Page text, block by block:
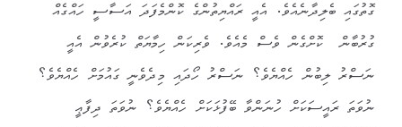
ގޮތުގައި ބެލިދާނެއެވެ. އެއީ ރައްޔިތުންގެ ކޮންމެފަދަ އަސާސީ ހައްގެއް
ގުރުބާން ކޮށްގެން ވެސް މެއެވެ. ވެރިކަން ހިމާޔަތް ކުރެވުން އެއީ
ނަސްރު ލިބުން ހެއްޔެވެ؟ ނަސްރު ހޯދައި މިދެވެނީ ގައުމަށް ހެއްޔެވެ؟
ނުވަތަ ރައީސަކަށް ހުނަންވާ ބޭފުޅަކަށް ހެއްޔެވެ؟ ނުވަތަ ދިފާޢީ